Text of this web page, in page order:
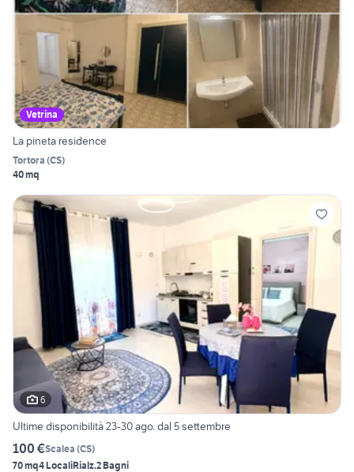
Vetrina
La pineta residence
Tortora (CS)
40 mq
6
Ultime disponibilità 23-30 ago. dal 5 settembre
100 €Scalea (CS)
70 mq4 LocaliRialz.2 Bagni